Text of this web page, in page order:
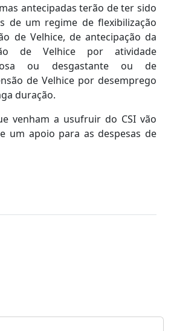
antecipadas terão de ter sido
de um regime de flexibilização
de Velhice, de antecipação da
de Velhice por atividade
ou desgastante ou de
de Velhice por desemprego
duração.
venham a usufruir do CSI vão
um apoio para as despesas de